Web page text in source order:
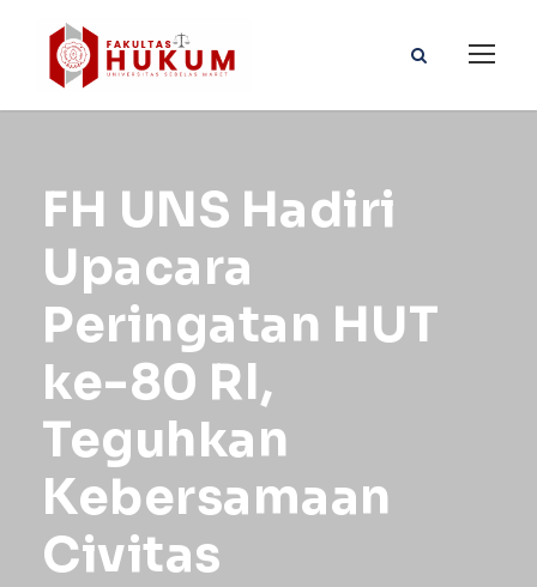
FH UNS Hadiri
Upacara
Peringatan HUT
ke-80 RI,
Teguhkan
Kebersamaan
Civitas